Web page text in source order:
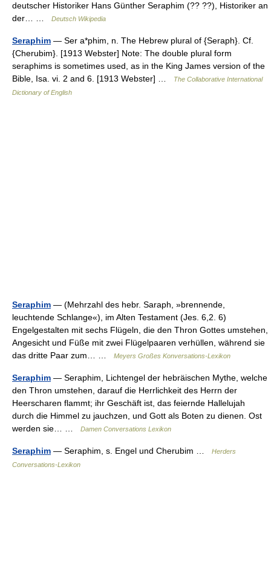
deutscher Historiker Hans Günther Seraphim (?? ??), Historiker an
der… …
Deutsch Wikipedia
Seraphim — Ser a*phim, n. The Hebrew plural of {Seraph}. Cf.
{Cherubim}. [1913 Webster] Note: The double plural form
seraphims is sometimes used, as in the King James version of the
Bible, Isa. vi. 2 and 6. [1913 Webster] …
The Collaborative International
Dictionary of English
Seraphim — (Mehrzahl des hebr. Saraph, »brennende,
leuchtende Schlange«), im Alten Testament (Jes. 6,2. 6)
Engelgestalten mit sechs Flügeln, die den Thron Gottes umstehen,
Angesicht und Füße mit zwei Flügelpaaren verhüllen, während sie
das dritte Paar zum… …
Meyers Großes Konversations-Lexikon
Seraphim — Seraphim, Lichtengel der hebräischen Mythe, welche
den Thron umstehen, darauf die Herrlichkeit des Herrn der
Heerscharen flammt; ihr Geschäft ist, das feiernde Hallelujah
durch die Himmel zu jauchzen, und Gott als Boten zu dienen. Ost
werden sie… …
Damen Conversations Lexikon
Seraphim — Seraphim, s. Engel und Cherubim …
Herders
Conversations-Lexikon